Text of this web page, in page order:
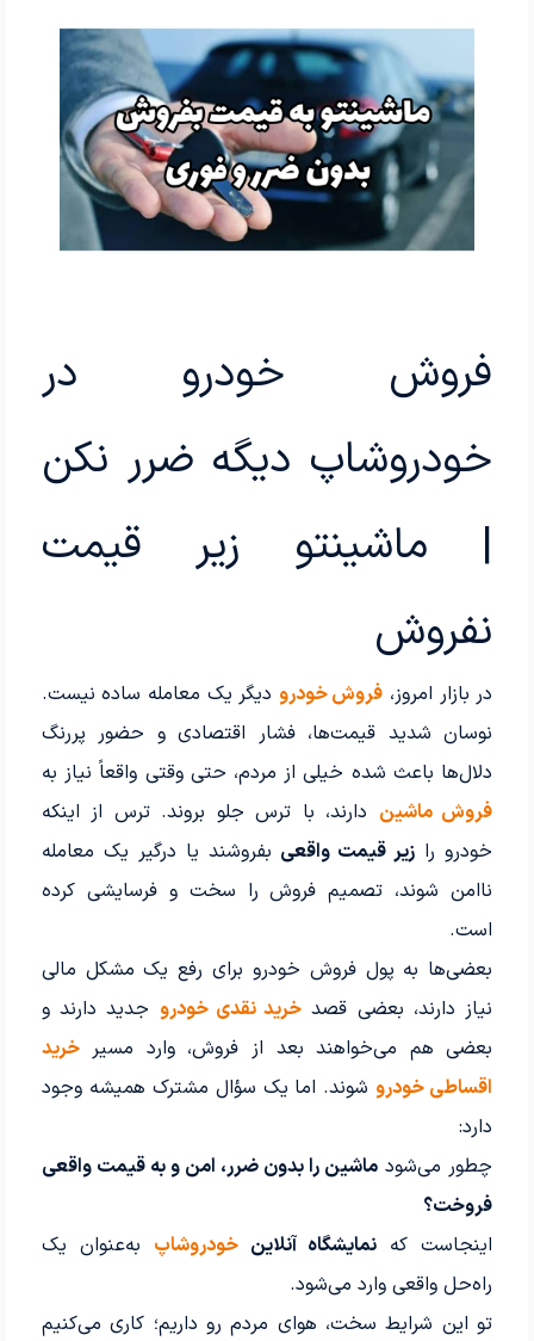
فروش خودرو در
خودروشاپ دیگه ضرر نکن
| ماشینتو زیر قیمت
نفروش
در بازار امروز، فروش خودرو دیگر یک معامله ساده نیست.
نوسان شدید قیمت‌ها، فشار اقتصادی و حضور پررنگ
دلال‌ها باعث شده خیلی از مردم، حتی وقتی واقعاً نیاز به
فروش ماشین دارند، با ترس جلو بروند. ترس از اینکه
خودرو را زیر قیمت واقعی بفروشند یا درگیر یک معامله
ناامن شوند، تصمیم فروش را سخت و فرسایشی کرده
است.
بعضی‌ها به پول فروش خودرو برای رفع یک مشکل مالی
نیاز دارند، بعضی قصد خرید نقدی خودرو جدید دارند و
بعضی هم می‌خواهند بعد از فروش، وارد مسیرخرید
اقساطی خودروشوند. اما یک سؤال مشترک همیشه وجود
دارد:
چطور می‌شود ماشین را بدون ضرر، امن و به قیمت واقعی
فروخت؟
اینجاست کهنمایشگاه آنلاین خودروشاپ به‌عنوان یک
راه‌حل واقعی وارد می‌شود.
تو این شرایط سخت، هوای مردم رو داریم؛ کاری می‌کنیم